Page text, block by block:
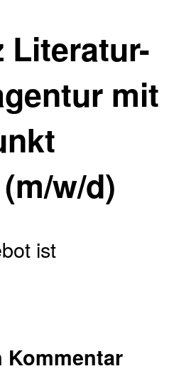
Literatur-
mit
w/d)
ist
Kommentar